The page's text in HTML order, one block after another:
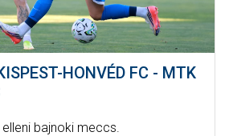
HONVÉD FC - MTK
bajnoki meccs.